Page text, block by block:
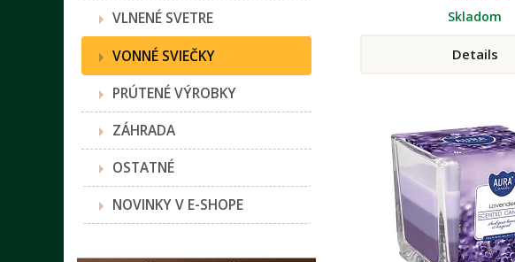
VLNENÉ SVETRE
VONNÉ SVIEČKY
PRÚTENÉ VÝROBKY
ZÁHRADA
OSTATNÉ
NOVINKY V E-SHOPE
Skladom
Details